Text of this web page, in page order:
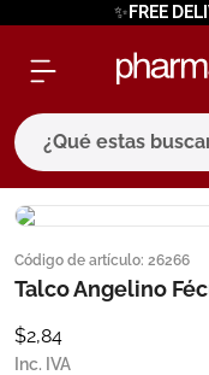
✨FREE
¿Qué estas buscando?
Código de artículo: 26266
Talco Angelino
$2,84
Inc. IVA
términos más
1. eucerin
3